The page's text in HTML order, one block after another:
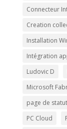
Connecteur
Creation
Installation
Intégration
Ludovic D
Microsoft
page de
PC Cloud